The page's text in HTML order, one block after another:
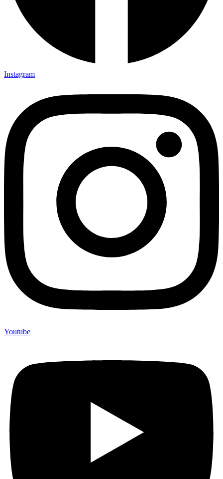
Instagram
Youtube